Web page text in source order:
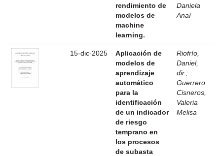
rendimiento de
modelos de
machine
learning.
Daniela
Anaí
15-dic-2025
Aplicación de
modelos de
aprendizaje
automático
para la
identificación
de un indicador
de riesgo
temprano en
los procesos
de subasta
Riofrío,
Daniel,
dir. ;
Guerrero
Cisneros,
Valeria
Melisa